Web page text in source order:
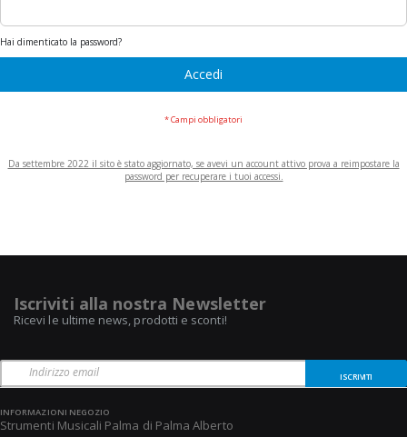
Hai dimenticato la password?
Accedi
Da settembre 2022 il sito è stato aggiornato, se avevi un account attivo prova a reimpostare la
password per recuperare i tuoi accessi.
Iscriviti alla nostra Newsletter
Ricevi le ultime news, prodotti e sconti!
ISCRIVITI
INFORMAZIONI NEGOZIO
Strumenti Musicali Palma di Palma Alberto